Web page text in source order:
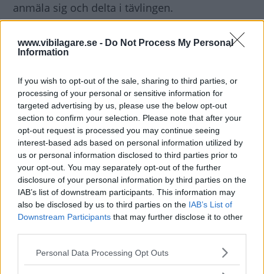
www.vibilagare.se - Do Not Process My Personal
Information
If you wish to opt-out of the sale, sharing to third parties, or
processing of your personal or sensitive information for
targeted advertising by us, please use the below opt-out
section to confirm your selection. Please note that after your
opt-out request is processed you may continue seeing
interest-based ads based on personal information utilized by
us or personal information disclosed to third parties prior to
your opt-out. You may separately opt-out of the further
disclosure of your personal information by third parties on the
IAB’s list of downstream participants. This information may
also be disclosed by us to third parties on the IAB’s List of
Downstream Participants that may further disclose it to other
Please note that this website/app uses one or more Google
Personal Data Processing Opt Outs
anmäla sig och delta i tävlingen.
Inloggningen stänger den 11/6 -2010.